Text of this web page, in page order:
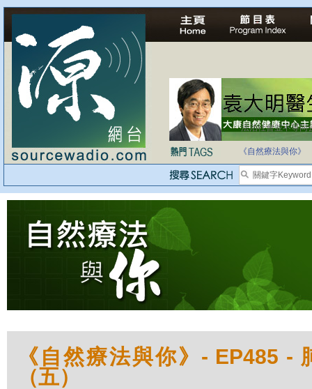
法治社會並不等同
《自然療法與你》
《自然療法與你》- EP485 -
（五）